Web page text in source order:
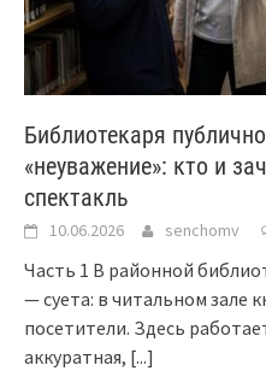
Библиотекаря
«неуважение»: кто и
спектакль
10.06.2026 senchomv
Часть 1 В районной
— суета: в читальном зале
посетители. Здесь
аккуратная, [...]